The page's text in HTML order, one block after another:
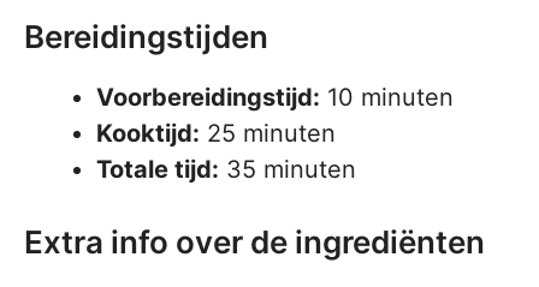
Bereidingstijden
Voorbereidingstijd: 10 minuten
Kooktijd: 25 minuten
Totale tijd: 35 minuten
Extra info over de ingrediënten